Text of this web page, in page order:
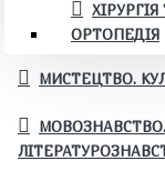
ХІРУРГІЯ
ОРТОПЕДІЯ
МИСТЕЦТВО.
МОВОЗНАВСТВО.